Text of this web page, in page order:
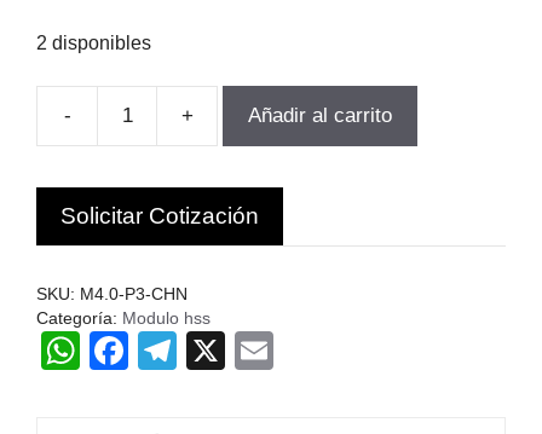
2 disponibles
-
FRESA
PARA
ENGRANAJEs
M4.0-
20
Hss
+ Añadir al carrito
Solicitar Cotización
SKU: M4.0-P3-CHN
Categoría: Modulo hss
W
F
T
X